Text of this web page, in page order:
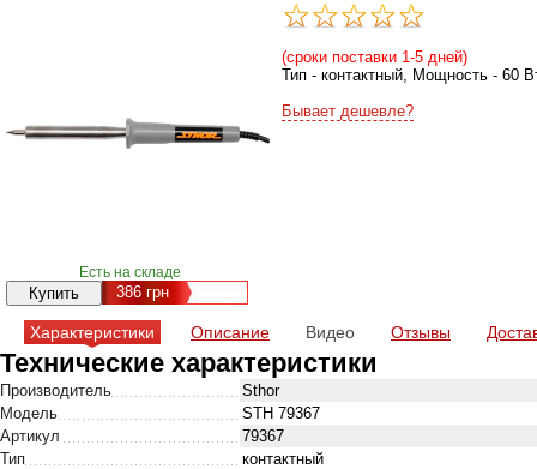
Есть на складе
386грн
(сроки поставки 1-5 дней)
Тип - контактный, Мощность - 60
Бывает дешевле?
Характеристики Описание Видео Отзывы
Технические характеристики
Производитель
Sthor
Модель
STH 79367
Артикул
79367
Тип
контактный